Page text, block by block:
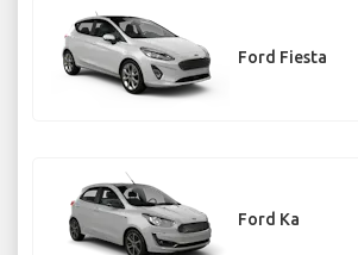
Ford Fiesta
Ford Ka